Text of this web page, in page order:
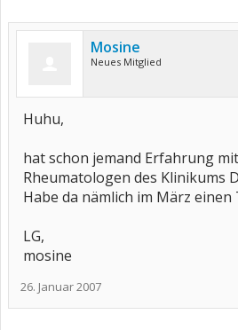
Mosine
Neues Mitglied
Huhu,
hat schon jemand Erfahrung
Rheumatologen des Klinikums
Habe da nämlich im März einen
LG,
mosine
26. Januar 2007